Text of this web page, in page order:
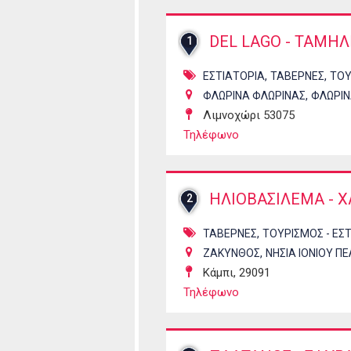
1 DEL LAGO -
ΕΣΤΙΑΤΟΡΙΑ, ΤΑΒΕΡΝΕΣ,
ΦΛΩΡΙΝΑ ΦΛΩΡΙΝΑΣ,
Λιμνοχώρι 53075
Τηλέφωνο
2 ΗΛΙΟΒΑΣΙΛΕΜΑ -
ΤΑΒΕΡΝΕΣ, ΤΟΥΡΙΣΜΟΣ -
ΖΑΚΥΝΘΟΣ, ΝΗΣΙΑ ΙΟΝΙΟΥ
Κάμπι, 29091
Τηλέφωνο